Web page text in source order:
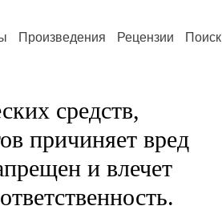
Произведения Рецензии Поиск
средств,
причиняет вред
и влечет